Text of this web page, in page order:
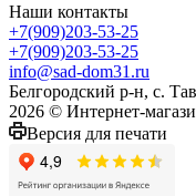
Наши контакты
+7(909)203-53-25
+7(909)203-53-25
info@sad-dom31.ru
Белгородский р-н, с.
2026 © Интернет-
Версия для печати